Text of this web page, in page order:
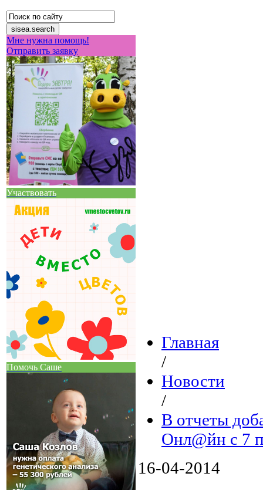
Мне нужна помощь!
Отправить заявку
Участвовать
Помочь Саше
Главная
/
Новости
/
В отчеты
Онл@йн с 7
16-04-2014